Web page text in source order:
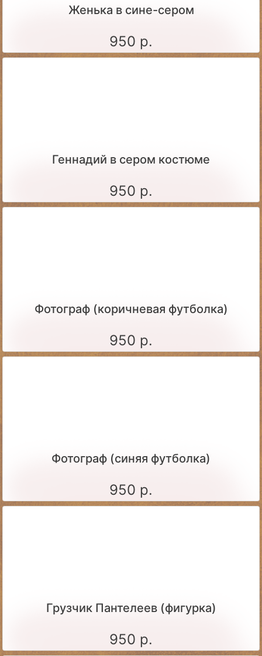
Женька в сине-сером
950 р.
Геннадий в сером костюме
950 р.
Фотограф (коричневая футболка)
950 р.
Фотограф (синяя футболка)
950 р.
Грузчик Пантелеев (фигурка)
950 р.